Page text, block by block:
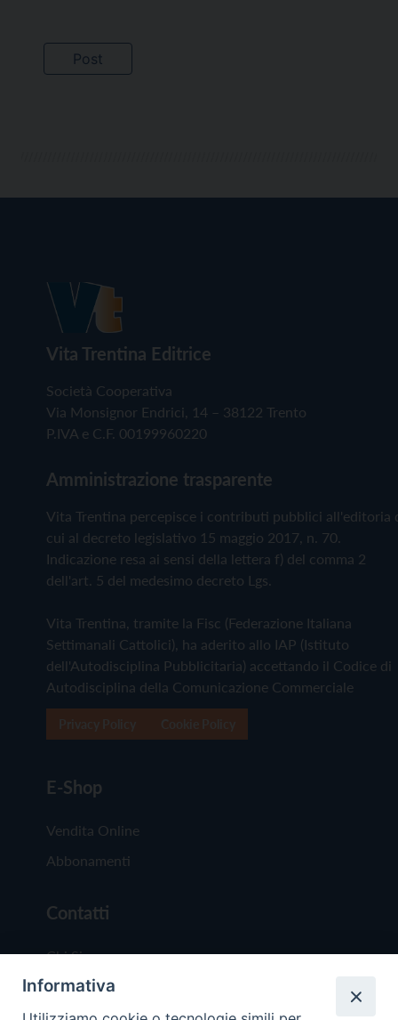
Vita Trentina Editrice
Società Cooperativa
Via Monsignor Endrici, 14 – 38122 Trento
P.IVA e C.F. 00199960220
Amministrazione trasparente
Vita Trentina percepisce i contributi pubblici all'editoria
cui al decreto legislativo 15 maggio 2017, n. 70.
Indicazione resa ai sensi della lettera f) del comma 2
dell'art. 5 del medesimo decreto Lgs.
Vita Trentina, tramite la Fisc (Federazione Italiana
Settimanali Cattolici), ha aderito allo IAP (Istituto
dell'Autodisciplina Pubblicitaria) accettando il Codice di
Autodisciplina della Comunicazione Commerciale
E-Shop
Vendita Online
Abbonamenti
Contatti
Chi Siamo
Redazione
Scrivici
Informativa